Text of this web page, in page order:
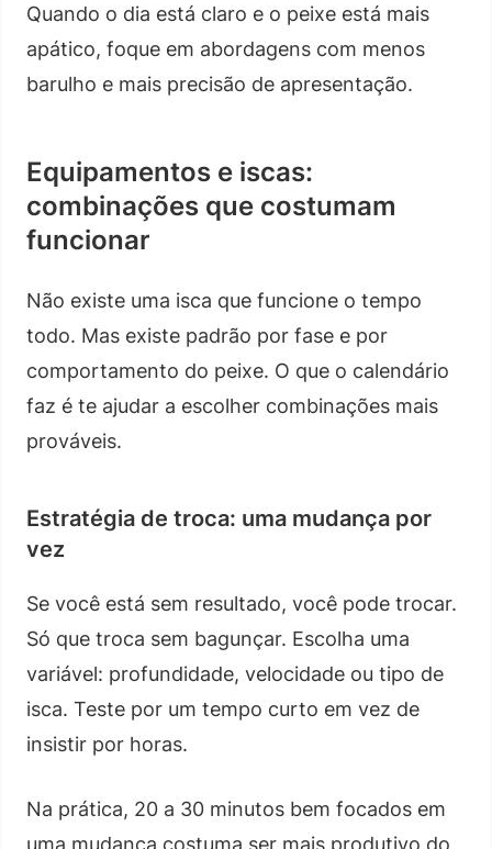
Quando o dia está claro e o peixe está mais
apático, foque em abordagens com menos
barulho e mais precisão de apresentação.
Equipamentos e iscas:
combinações que costumam
funcionar
Não existe uma isca que funcione o tempo
todo. Mas existe padrão por fase e por
comportamento do peixe. O que o calendário
faz é te ajudar a escolher combinações mais
prováveis.
Estratégia de troca: uma mudança por
vez
Se você está sem resultado, você pode trocar.
Só que troca sem bagunçar. Escolha uma
variável: profundidade, velocidade ou tipo de
isca. Teste por um tempo curto em vez de
insistir por horas.
Na prática, 20 a 30 minutos bem focados em
uma mudança costuma ser mais produtivo do